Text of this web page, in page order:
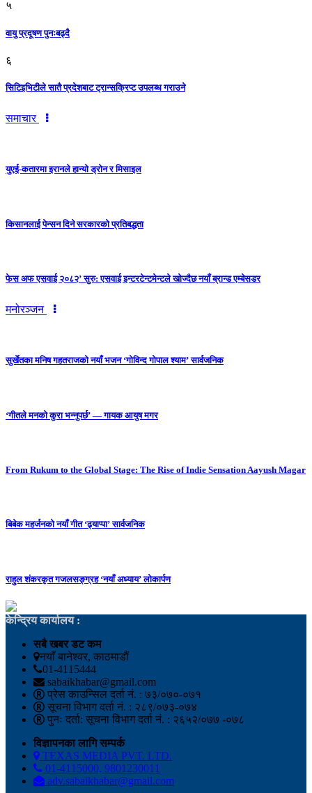
५
वायु प्रदूषण पुनःबढ्दै
६
सिटिइभिटीले सातै प्रदेशबाट ट्रान्सक्रिप्ट उपलब्ध गराउने
समाचार
युएई-कतारमा इरानले हान्यो ड्रोन र मिसाइल
किसानलाई पेन्सन दिने सरकारको प्रतिबद्धता
फेस अफ एसवाई २०८२’ सुरु: एसवाई इन्टरटेन्टमेन्टले खोज्दैछ नयाँ ब्रान्ड एम्बेसडर
मनोरञ्जन
सुर्खेतका मनिष गहतराजको नयाँ भजन ‘गोविन्द गोपाल श्याम’ सार्वजनिक
‘गीतले मनको कुरा भन्नुपर्छ’ — गायक आयुष मगर
From Rukum to the Global Stage: The Rise of Indie Sensation Aayush Magar
बिबेक महर्जनको नयाँ गीत ‘ढ्याप्पा’ सार्वजनिक
राहुल शंकरकृत गजलसङ्ग्रह ‘नयाँ अध्याय’ लोकार्पण
केन्द्रिय कार्यालय :
सबै खबर डट कम
नयाँ बानेश्वर, काठमाडौं
01-4115444
sabaikhabar@gmail.com
प्रेस काउन्सिल दर्ता नं. : ७३/०७०-०७१
सूचना विभाग दर्ता नं. : २८९/०७३-०७४
पुनः दर्ता: सूचना विभाग दर्ता नं. : २६५२/०७७ -०७८
विज्ञापनका लागि सम्पर्क
TEXAS MEDIA PVT. LTD.
01-4115000, 9801230011
adv.sabaikhabar@gmail.com